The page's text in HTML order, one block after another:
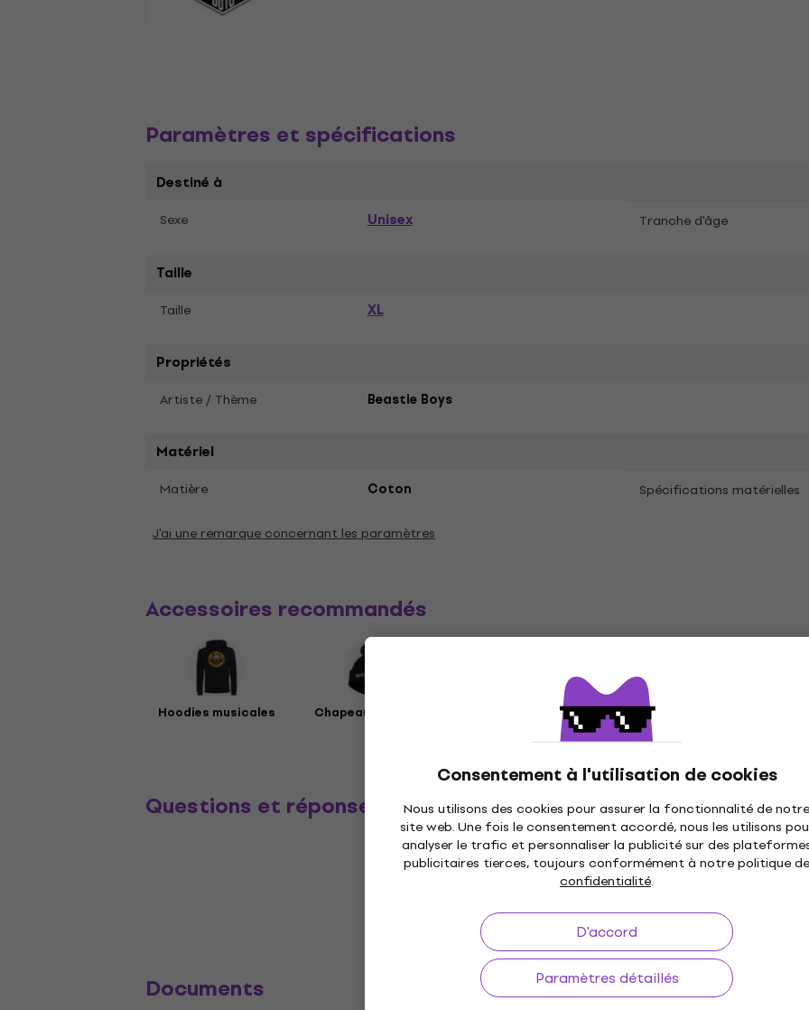
Consentement à l'utilisation de cookies
Nous utilisons des cookies pour assurer la fonctionnalité de notre
site web. Une fois le consentement accordé, nous les utilisons
analyser le trafic et personnaliser la publicité sur des
publicitaires tierces, toujours conformément à notre politique de
confidentialité.
D'accord
Paramètres détaillés
Paramètres et spécifications
Destiné à
Sexe Unisex Tranche d'âge
Taille
Taille XL
Propriétés
Artiste / Thème Beastie Boys
Matériel
Matière Coton Spécifications matérielles
J'ai une remarque concernant les paramètres
Accessoires recommandés
Hoodies musicales Chapeaux musique Disques vinyles Casquettes musique
Questions et réponses
Documents